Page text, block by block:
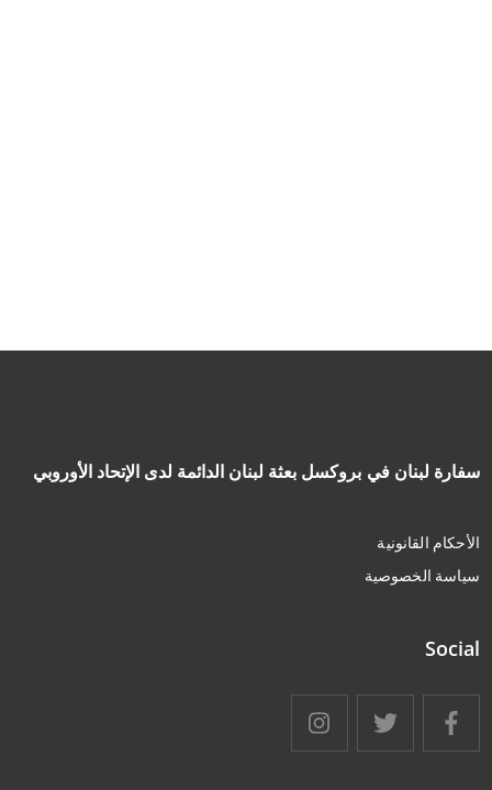
سفارة لبنان في بروكسل بعثة لبنان الدائمة لدى الإتحاد الأوروبي
الأحكام القانونية
سياسة الخصوصية
Social